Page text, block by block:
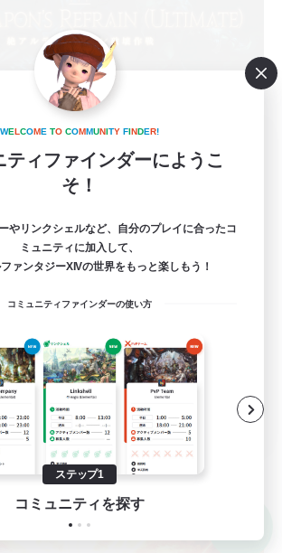
立ち上げメンバー募集
Mana
テマウェポン破壊作戦
目指して頑張る
りゆっくり楽しむ
JA
募集期間: 2026/09/06 まで
リンクシェル
WELCOM E TO COM MUN TY F N DER!
ティファインダーにようこ
そ！
やリンクシェルなど、自分のプレイに合ったコ
ミュニティに加入して、
ァンタジーXIVの世界をもっと楽しもう！
コミュニティファインダーの使い方
ステップ1
コミュニティを探す